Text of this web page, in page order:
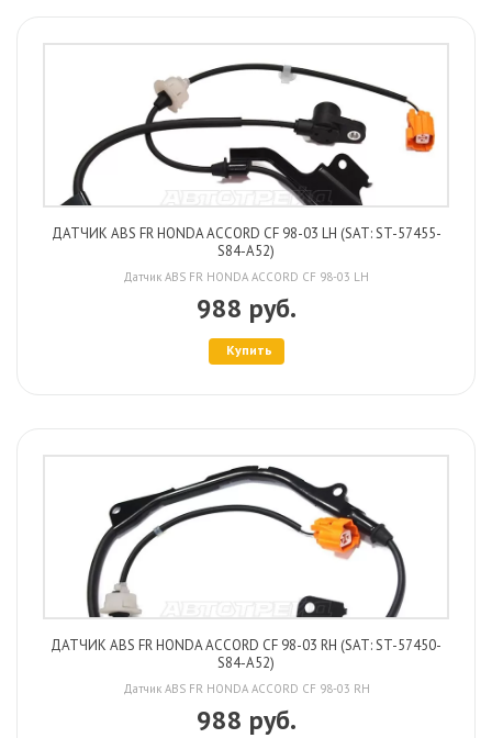
ДАТЧИК ABS FR HONDA ACCORD CF 98-03 LH (SAT: ST-57455-
S84-A52)
Датчик ABS FR HONDA ACCORD CF 98-03 LH
988 руб.
Купить
ДАТЧИК ABS FR HONDA ACCORD CF 98-03 RH (SAT: ST-57450-
S84-A52)
Датчик ABS FR HONDA ACCORD CF 98-03 RH
988 руб.